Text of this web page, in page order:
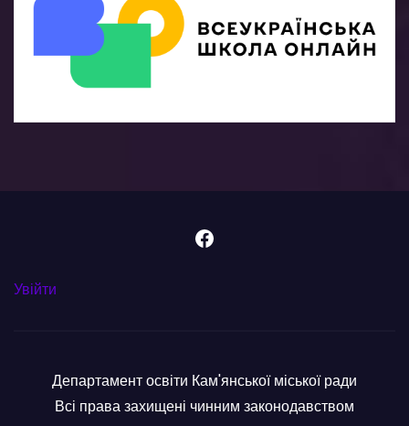
Facebook
Увійти
Департамент освіти Кам'янської міської ради
Всі права захищені чинним законодавством